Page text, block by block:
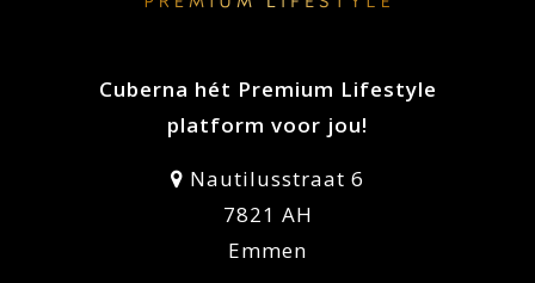
Cuberna hét Premium Lifestyle
platform voor jou!
Nautilusstraat 6
7821 AH
Emmen